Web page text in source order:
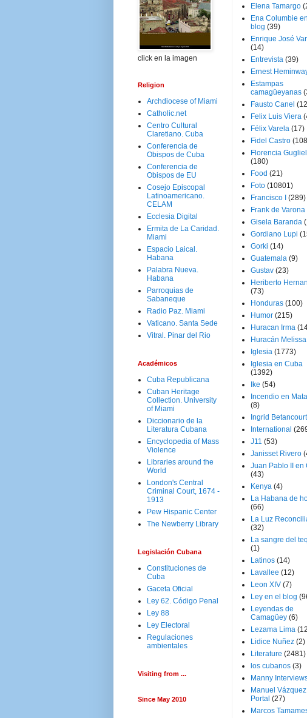
click en la imagen
Religion
Archdiocese of Miami
Catholic.net
Centro Cultural
Claretiano. Cuba
Conferencia de
Obispos de Cuba
Conferencia de
Obispos de EU
Cosejo Episcopal
Latinoamericano.
CELAM
Ecclesia Digital
Ermita de La Caridad.
Miami
Espacio Laical.
Habana
Palabra Nueva.
Habana
Parroquias de
Sabaneque
Radio Paz. Miami
Vaticano. Santa Sede
Vitral. Pinar del Rio
Académicos
Cuba Republicana
Cuban Heritage
Collection. University
of Miami
Diccionario de la
Literatura Cubana
Encyclopedia of Mass
Violence
Libraries around the
World
London's Central
Criminal Court, 1674 -
1913
Pew Hispanic Center
The Newberry Library
Legislación Cubana
Constituciones de
Cuba
Gaceta Oficial
Ley 62. Código Penal
Ley 88
Ley Electoral
Regulaciones
ambientales
Visiting from ...
Since May 2010
Elena Tamargo
Ena Columbie
blog (39)
Enrique José
(14)
Entrevista (39)
Ernest
Estampas
camagüeyanas
Fausto Canel
Felix Luis Viera
Félix Varela (17)
Fidel Castro
Florencia
(180)
Food (21)
Foto (10801)
Francisco I
(289)
Frank de Varona
Gisela Baranda
Gordiano Lupi
Gorki (14)
Guatemala (9)
Gustav (23)
Heriberto
(73)
Honduras (100)
Humor (215)
Huracan Irma
Huracán Melissa
Iglesia (1773)
Iglesia en Cuba
(1392)
Ike (54)
Incendio en
(8)
Ingrid Betancourt
International
J11 (53)
Janisset Rivero
Juan Pablo II en
(43)
Kenya (4)
La Habana de
(66)
La Luz
(32)
La sangre del
(1)
Latinos (14)
Lavallee (12)
Leon XIV (7)
Ley en el blog
Leyendas de
Camagüey (6)
Lezama Lima
Lidice Nuñez (2)
Literature (2481)
los cubanos (3)
Manny
Manuel Vázquez
Portal (27)
Marcos